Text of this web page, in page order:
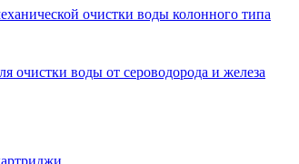
очистки воды колонного типа
очистки воды от сероводорода и железа